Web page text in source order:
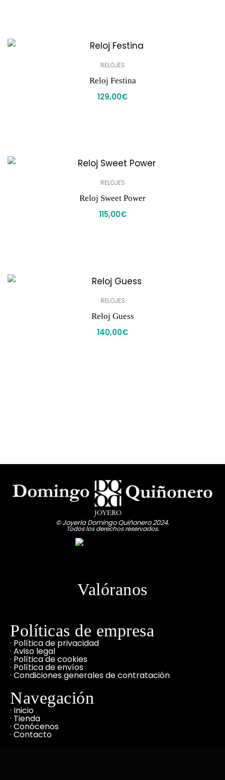
RELOJES
Reloj Festina
129,00€
RELOJES
Reloj Sweet Power
115,00€
RELOJES
Reloj Guess
140,00€
© Joyería Domingo Quiñonero 2024.
Todos los derechos reservados.
Valóranos
Políticas de empresa
· Política de privacidad
· Aviso legal
· Política de cookies
· Política de envíos
· Condiciones generales de contratación
Navegación
· Inicio
· Tienda
· Conócenos
· Contacto